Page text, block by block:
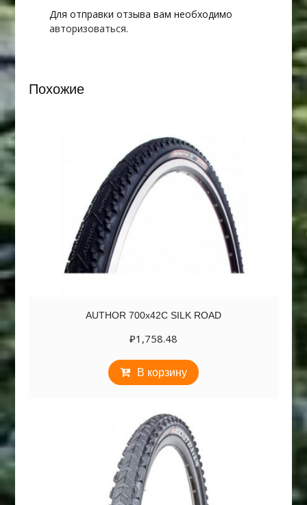
Для отправки отзыва вам необходимо
авторизоваться.
Похожие
AUTHOR 700х42C SILK ROAD
₽1,758.48
В корзину